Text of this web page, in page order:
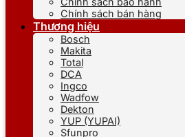
Chính sách bán hàng
Thương hiệu
Bosch
Makita
Total
DCA
Ingco
Wadfow
Dekton
YUP (YUPAI)
Sfunpro